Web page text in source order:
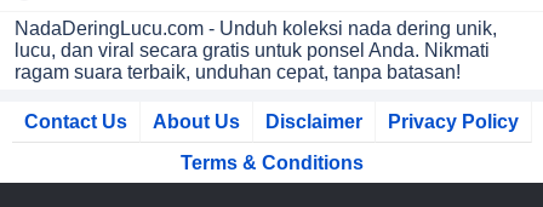
NadaDeringLucu.com - Unduh koleksi nada dering unik,
lucu, dan viral secara gratis untuk ponsel Anda. Nikmati
ragam suara terbaik, unduhan cepat, tanpa batasan!
Contact Us About Us Disclaimer
Privacy Policy
Terms & Conditions